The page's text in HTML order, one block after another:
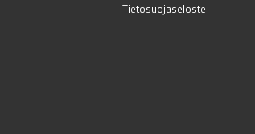
Tietosuojaseloste